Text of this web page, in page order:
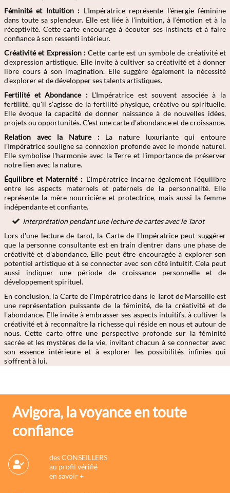
Féminité et Intuition : L'Impératrice représente l'énergie féminine
dans toute sa splendeur. Elle est liée à l'intuition, à l'émotion et à la
réceptivité. Cette carte encourage à écouter ses instincts et à faire
confiance à son ressenti intérieur.
Créativité et Expression : Cette carte est un symbole de créativité et
d'expression artistique. Elle invite à cultiver sa créativité et à donner
libre cours à son imagination. Elle suggère également la nécessité
d'explorer et de développer ses talents artistiques.
Fertilité et Abondance :L'Impératrice est souvent associée à la
fertilité, qu'il s'agisse de la fertilité physique, créative ou spirituelle.
Elle évoque la capacité de donner naissance à de nouvelles idées,
projets ou opportunités. C'est une carte d'abondance et de croissance.
Relation avec la Nature :La nature luxuriante qui entoure
l'Impératrice souligne sa connexion profonde avec le monde naturel.
Elle symbolise l'harmonie avec la Terre et l'importance de préserver
notre lien avec la nature.
Équilibre et Maternité : L'Impératrice incarne également l'équilibre
entre les aspects maternels et paternels de la personnalité. Elle
représente la mère nourricière et protectrice, mais aussi la femme
indépendante et confiante.
Interprétation pendant une lecture de cartes avec le Tarot
Lors d'une lecture de tarot, la Carte de l'Impératrice peut suggérer
que la personne consultante est en train d'entrer dans une phase de
créativité et d'abondance. Elle peut être encouragée à explorer son
potentiel artistique et à se connecter avec son côté intuitif. Cela peut
aussi indiquer une période de croissance personnelle et de
développement spirituel.
En conclusion, la Carte de l'Impératrice dans le Tarot de Marseille est
une représentation puissante de la féminité, de la créativité et de
l'abondance. Elle invite à embrasser ses aspects intuitifs, à cultiver la
créativité et à reconnaître la richesse qui réside en nous et autour de
nous. Cette carte offre une perspective profonde sur la féminité
sacrée et les mystères de la vie, invitant chacun à se connecter avec
son essence intérieure et à explorer les possibilités infinies qui
s'offrent à lui.
Avigora, la voyance en toute
confiance
des CONSEILLERS
au profil vérifié
en savoir +